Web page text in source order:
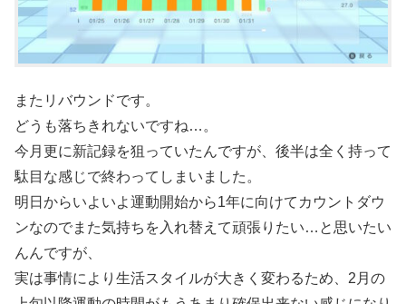
またリバウンドです。
どうも落ちきれないですね…。
今月更に新記録を狙っていたんですが、後半は全く持って
駄目な感じで終わってしまいました。
明日からいよいよ運動開始から1年に向けてカウントダウ
ンなのでまた気持ちを入れ替えて頑張りたい…と思いたい
んんですが、
実は事情により生活スタイルが大きく変わるため、2月の